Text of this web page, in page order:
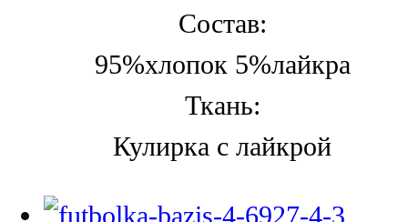
Состав:
95%хлопок 5%лайкра
Ткань:
Кулирка с лайкрой